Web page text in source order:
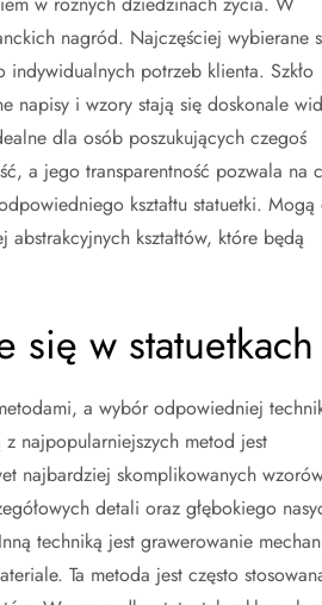
nagród. Najczęściej wybierane
indywidualnych potrzeb klienta. Szkło
napisy i wzory stają się doskonale
dla osób poszukujących czegoś
a jego transparentność pozwala na
kształtu statuetki. Mogą
kształtów, które będą
się w statuetkach
a wybór odpowiedniej
najpopularniejszych metod jest
najbardziej skomplikowanych
detali oraz głębokiego
techniką jest grawerowanie
Ta metoda jest często